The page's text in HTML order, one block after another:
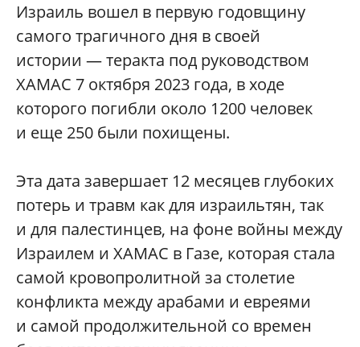
Израиль вошел в первую годовщину
самого трагичного дня в своей
истории — теракта под руководством
ХАМАС 7 октября 2023 года, в ходе
которого погибли около 1200 человек
и еще 250 были похищены.
Эта дата завершает 12 месяцев глубоких
потерь и травм как для израильтян, так
и для палестинцев, на фоне войны между
Израилем и ХАМАС в Газе, которая стала
самой кровопролитной за столетие
конфликта между арабами и евреями
и самой продолжительной со времен